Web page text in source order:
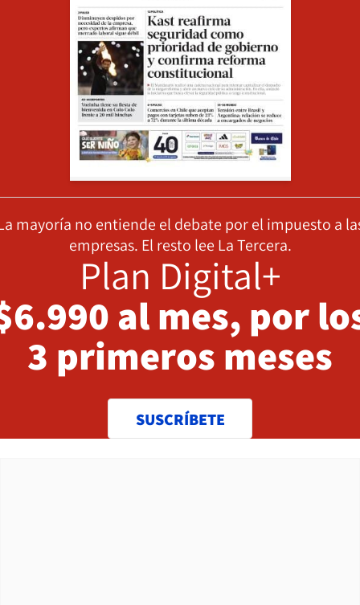
mayoría no entiende el debate por el impuesto a
empresas. El resto lee La Tercera.
Plan Digital+
al mes, por
3 primeros meses
SUSCRÍBETE